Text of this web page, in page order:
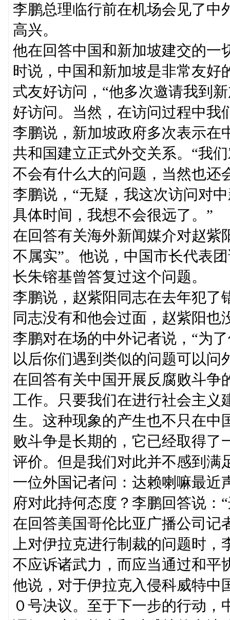
李鹏总理临行前在机场会见了中
高兴。
他在回答中国和新加坡建交的一
时说，中国和新加坡是非常友好
式友好访问，“他多次邀请我到
好访问。当然，在访问过程中我
李鹏说，新加坡政府多次表示在
共和国建立正式外交关系。“我
不会有什么大的问题，当然也还
李鹏说，“无疑，我这次访问对
具体时间，我想不会很远了。”
在回答有关海外新闻媒介对赵紫
不属实”。他说，中国市长代表
长朱镕基曾答复过这个问题。
李鹏说，赵紫阳同志在去年犯了
同志没有和他会过面，赵紫阳也
李鹏对在场的中外记者说，“为
以后你们遇到类似的问题可以问
在回答有关中国开展反腐败斗争
工作。只要我们在进行社会主义
生。这种现象的产生也不只在中
败斗争是长期的，它已经取得了
评价。但是我们对此并不感到满
一位外国记者问：达赖喇嘛最近
府对此持何态度？李鹏回答说：
在回答美国哥伦比亚广播公司记
上对伊拉克进行制裁的问题时
不应诉诸武力，而应当通过和平
他说，对于伊拉克入侵科威特中
０号决议。至于下一步的行动